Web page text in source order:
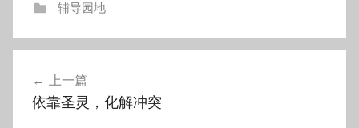
辅导园地
上一篇
依靠圣灵，化解冲突